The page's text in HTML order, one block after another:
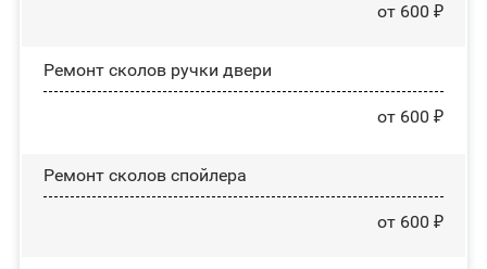
от 600 ₽
Ремонт сколов ручки двери
от 600 ₽
Ремонт сколов спойлера
от 600 ₽